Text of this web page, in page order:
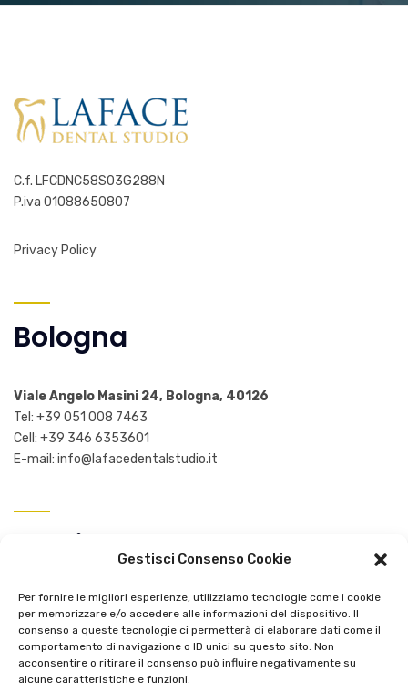
Gestisci Consenso Cookie
Per fornire le migliori esperienze, utilizziamo tecnologie come i cookie
per memorizzare e/o accedere alle informazioni del dispositivo. Il
consenso a queste tecnologie ci permetterà di elaborare dati come il
comportamento di navigazione o ID unici su questo sito. Non
acconsentire o ritirare il consenso può influire negativamente su
alcune caratteristiche e funzioni.
C.f. LFCDNC58S03G288N
P.iva 01088650807
Privacy Policy
Bologna
Viale Angelo Masini 24, Bologna, 40126
Tel: +39 051 008 7463
Cell: +39 346 6353601
E-mail: info@lafacedentalstudio.it
Orari
Lunedì – Mercoledì:11.00 – 19.00
Martedì – Giovedì – Venerdì: 09.00 – 17.00
Sabato:Chiuso
Domenica:Chiuso